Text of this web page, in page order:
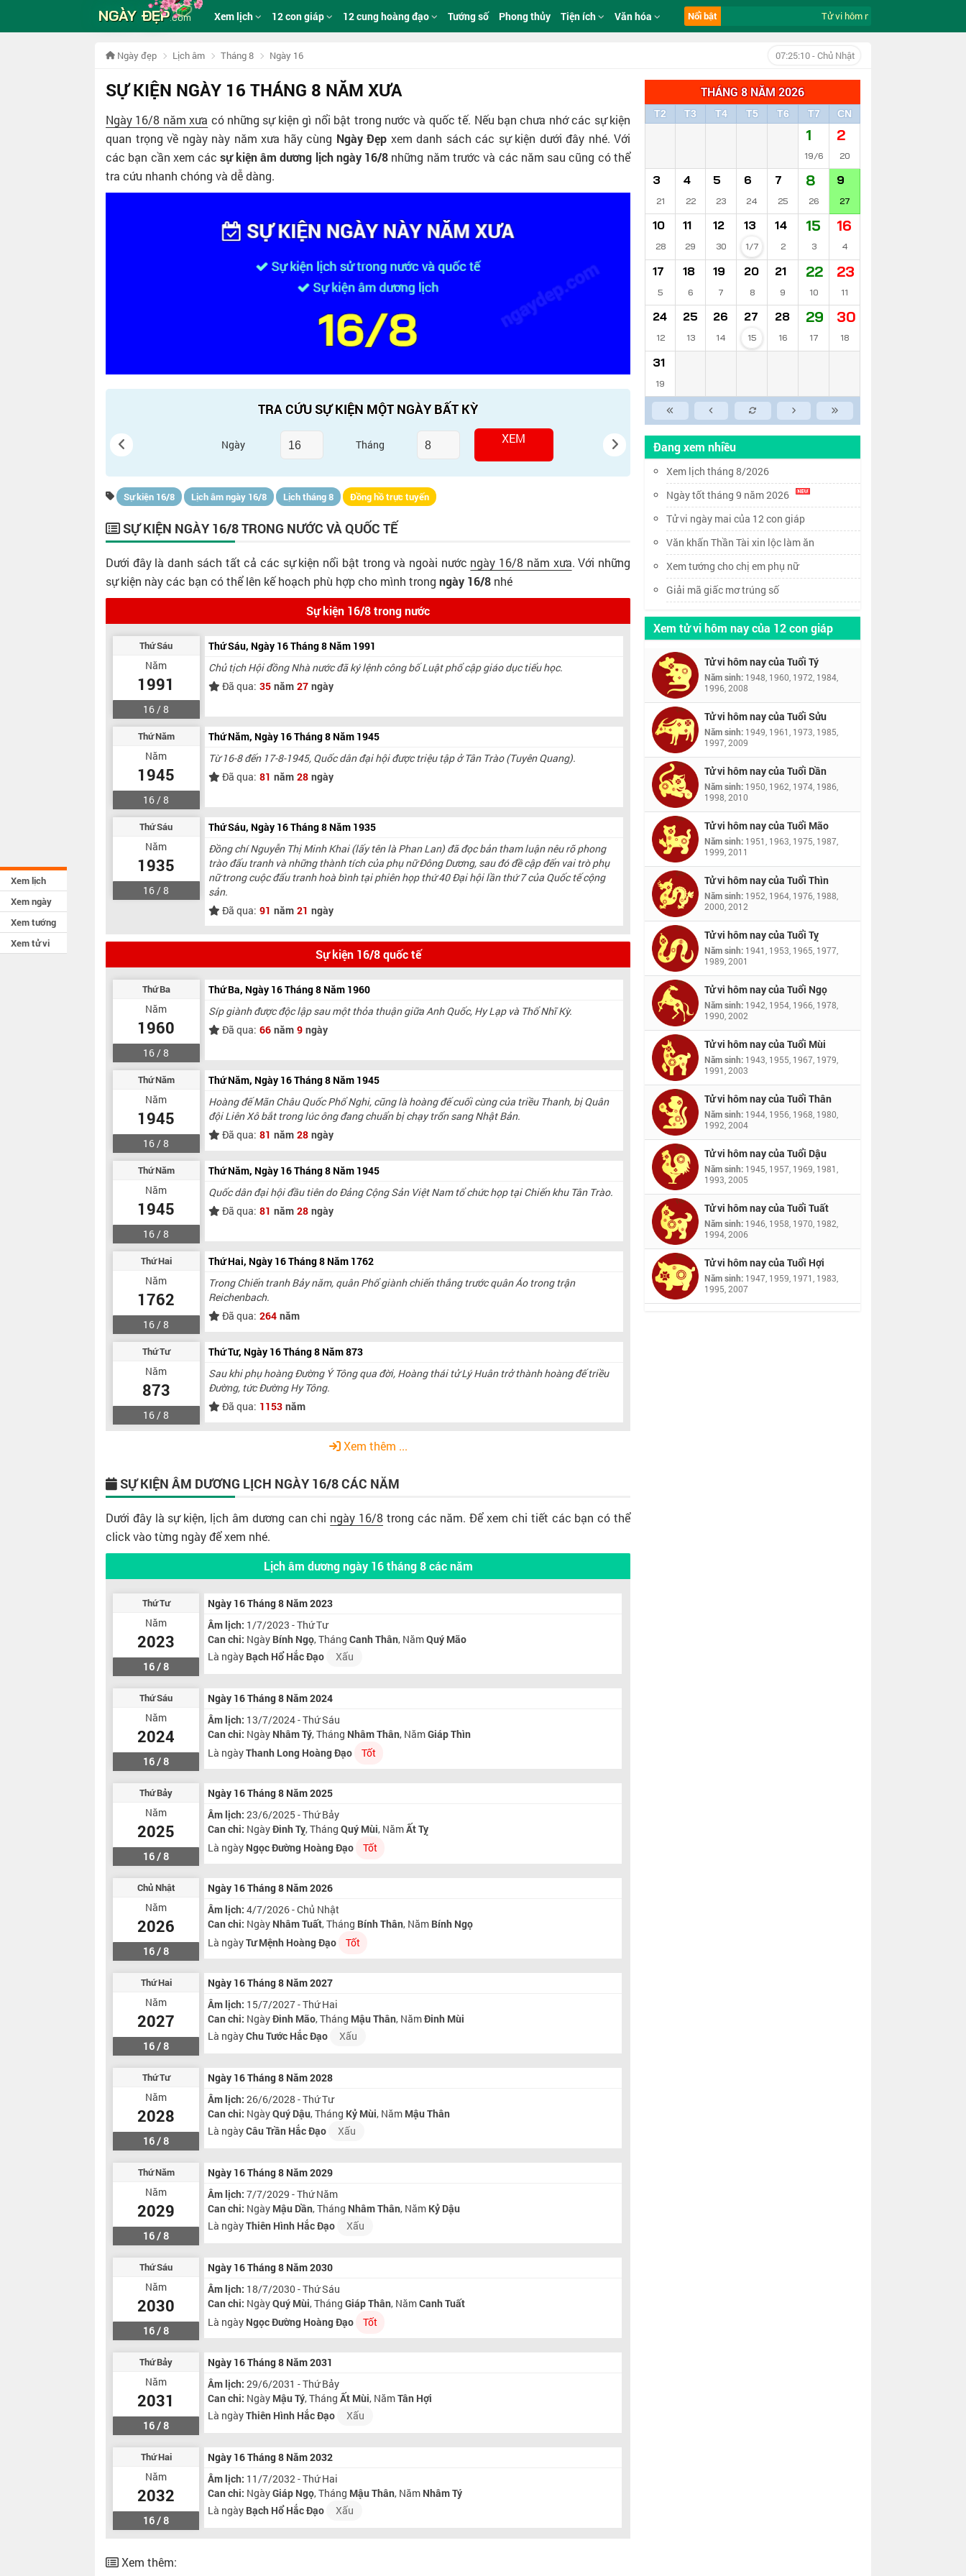
Xem lịch
Xem ngày
Xem tướng
Xem tử vi
NGÀY ĐẸP.com Xem lịch 12 con giáp 12 cung hoàng đạo Tướng số Phong thủy Tiện ích Văn hóa Nổi bật Tử vi hôm nay ngày 9/8/2026 của
Ngày đẹp Lịch âm Tháng 8 Ngày 16 07:25:11- Chủ Nhật
SỰ KIỆN NGÀY 16 THÁNG 8 NĂM XƯA
Ngày 16/8 năm xưa có những sự kiện gì nổi bật trong nước và quốc tế. Nếu bạn chưa nhớ các sự kiện
quan trọng về ngày này năm xưa hãy cùng Ngày Đẹp xem danh sách các sự kiện dưới đây nhé. Với
các bạn cần xem cácsự kiện âm dương lịch ngày 16/8 những năm trước và các năm sau cũng có thể
tra cứu nhanh chóng và dễ dàng.
TRA CỨU SỰ KIỆN MỘT NGÀY BẤT KỲ
Ngày Tháng XEM
Sự kiện 16/8 Lịch âm ngày 16/8 Lịch tháng 8 Đồng hồ trực tuyến
SỰ KIỆN NGÀY 16/8 TRONG NƯỚC VÀ QUỐC TẾ
Dưới đây là danh sách tất cả các sự kiện nổi bật trong và ngoài nước ngày 16/8 năm xưa. Với những
sự kiện này các bạn có thể lên kế hoạch phù hợp cho mình trong ngày 16/8 nhé
Sự kiện 16/8 trong nước
Thứ Sáu
Năm
1991
16 / 8
Thứ Sáu, Ngày 16 Tháng 8 Năm 1991
Chủ tịch Hội đồng Nhà nước đã ký lệnh công bố Luật phổ cập giáo dục tiểu học.
Đã qua: 35 năm 27 ngày
Thứ Năm
Năm
1945
16 / 8
Thứ Năm, Ngày 16 Tháng 8 Năm 1945
Từ 16-8 đến 17-8-1945, Quốc dân đại hội được triệu tập ở Tân Trào (Tuyên Quang).
Đã qua: 81 năm 28 ngày
Thứ Sáu
Năm
1935
16 / 8
Thứ Sáu, Ngày 16 Tháng 8 Năm 1935
Đồng chí Nguyễn Thị Minh Khai (lấy tên là Phan Lan) đã đọc bản tham luận nêu rõ phong
trào đấu tranh và những thành tích của phụ nữ Đông Dương, sau đó đề cập đến vai trò phụ
nữ trong cuộc đấu tranh hoà bình tại phiên họp thứ 40 Đại hội lần thứ 7 của Quốc tế cộng
sản.
Đã qua: 91 năm 21 ngày
Sự kiện 16/8 quốc tế
Thứ Ba
Năm
1960
16 / 8
Thứ Ba, Ngày 16 Tháng 8 Năm 1960
Síp giành được độc lập sau một thỏa thuận giữa Anh Quốc, Hy Lạp và Thổ Nhĩ Kỳ.
Đã qua: 66 năm 9 ngày
Thứ Năm
Năm
1945
16 / 8
Thứ Năm, Ngày 16 Tháng 8 Năm 1945
Hoàng đế Mãn Châu Quốc Phổ Nghi, cũng là hoàng đế cuối cùng của triều Thanh, bị Quân
đội Liên Xô bắt trong lúc ông đang chuẩn bị chạy trốn sang Nhật Bản.
Đã qua: 81 năm 28 ngày
Thứ Năm
Năm
1945
16 / 8
Thứ Năm, Ngày 16 Tháng 8 Năm 1945
Quốc dân đại hội đầu tiên do Đảng Cộng Sản Việt Nam tổ chức họp tại Chiến khu Tân Trào.
Đã qua: 81 năm 28 ngày
Thứ Hai
Năm
1762
16 / 8
Thứ Hai, Ngày 16 Tháng 8 Năm 1762
Trong Chiến tranh Bảy năm, quân Phổ giành chiến thắng trước quân Áo trong trận
Reichenbach.
Đã qua: 264 năm
Thứ Tư
Năm
873
16 / 8
Thứ Tư, Ngày 16 Tháng 8 Năm 873
Sau khi phụ hoàng Đường Ý Tông qua đời, Hoàng thái tử Lý Huân trở thành hoàng đế triều
Đường, tức Đường Hy Tông.
Đã qua: 1153 năm
Xem thêm ...
SỰ KIỆN ÂM DƯƠNG LỊCH NGÀY 16/8CÁC NĂM
Dưới đây là sự kiện, lịch âm dương can chi ngày 16/8 trong các năm. Để xem chi tiết các bạn có thể
click vào từng ngày để xem nhé.
Lịch âm dương ngày 16 tháng 8 các năm
Thứ Tư
Năm
2023
16 / 8
Ngày 16 Tháng 8 Năm 2023
Âm lịch: 1/7/2023 - Thứ Tư
Can chi: Ngày Bính Ngọ, ThángCanh Thân, NămQuý Mão
Là ngày Bạch Hổ Hắc Đạo Xấu
Thứ Sáu
Năm
2024
16 / 8
Ngày 16 Tháng 8 Năm 2024
Âm lịch: 13/7/2024 - Thứ Sáu
Can chi: Ngày Nhâm Tý, Tháng Nhâm Thân, NămGiáp Thìn
Là ngàyThanh Long Hoàng Đạo Tốt
Thứ Bảy
Năm
2025
16 / 8
Ngày 16 Tháng 8 Năm 2025
Âm lịch: 23/6/2025 - Thứ Bảy
Can chi: NgàyĐinh Tỵ, ThángQuý Mùi, NămẤt Tỵ
Là ngày Ngọc Đường Hoàng Đạo Tốt
Chủ Nhật
Năm
2026
16 / 8
Ngày 16 Tháng 8 Năm 2026
Âm lịch: 4/7/2026 - Chủ Nhật
Can chi: Ngày Nhâm Tuất, Tháng Bính Thân, Năm Bính Ngọ
Là ngàyTư Mệnh Hoàng Đạo Tốt
Thứ Hai
Năm
2027
16 / 8
Ngày 16 Tháng 8 Năm 2027
Âm lịch: 15/7/2027 - Thứ Hai
Can chi: NgàyĐinh Mão, Tháng Mậu Thân, NămĐinh Mùi
Là ngàyChu Tước Hắc Đạo Xấu
Thứ Tư
Năm
2028
16 / 8
Ngày 16 Tháng 8 Năm 2028
Âm lịch: 26/6/2028 - Thứ Tư
Can chi: NgàyQuý Dậu, Tháng Kỷ Mùi, Năm Mậu Thân
Là ngàyCâu Trần Hắc Đạo Xấu
Thứ Năm
Năm
2029
16 / 8
Ngày 16 Tháng 8 Năm 2029
Âm lịch: 7/7/2029 - Thứ Năm
Can chi: Ngày Mậu Dần, Tháng Nhâm Thân, Năm Kỷ Dậu
Là ngàyThiên Hình Hắc Đạo Xấu
Thứ Sáu
Năm
2030
16 / 8
Ngày 16 Tháng 8 Năm 2030
Âm lịch: 18/7/2030 - Thứ Sáu
Can chi: NgàyQuý Mùi, ThángGiáp Thân, NămCanh Tuất
Là ngày Ngọc Đường Hoàng Đạo Tốt
Thứ Bảy
Năm
2031
16 / 8
Ngày 16 Tháng 8 Năm 2031
Âm lịch: 29/6/2031 - Thứ Bảy
Can chi: Ngày Mậu Tý, ThángẤt Mùi, NămTân Hợi
Là ngàyThiên Hình Hắc Đạo Xấu
Thứ Hai
Năm
2032
16 / 8
Ngày 16 Tháng 8 Năm 2032
Âm lịch: 11/7/2032 - Thứ Hai
Can chi: NgàyGiáp Ngọ, Tháng Mậu Thân, Năm Nhâm Tý
Là ngày Bạch Hổ Hắc Đạo Xấu
Xem thêm:
THÁNG 8 NĂM 2026
T2 T3 T4 T5 T6 T7 CN
1
19/6
2
20
3
21
4
22
5
23
6
24
7
25
8
26
9
27
10
28
11
29
12
30
13
1/7
14
2
15
3
16
4
17
5
18
6
19
7
20
8
21
9
22
10
23
11
24
12
25
13
26
14
27
15
28
16
29
17
30
18
31
19
Đang xem nhiều
Xem lịch tháng 8/2026
Ngày tốt tháng 9 năm 2026
Tử vi ngày mai của 12 con giáp
Văn khấn Thần Tài xin lộc làm ăn
Xem tướng cho chị em phụ nữ
Giải mã giấc mơ trúng số
Xem tử vi hôm nay của 12 con giáp
Tử vi hôm nay của Tuổi Tý
Năm sinh: 1948, 1960, 1972, 1984,
1996, 2008
Tử vi hôm nay của Tuổi Sửu
Năm sinh: 1949, 1961, 1973, 1985,
1997, 2009
Tử vi hôm nay của Tuổi Dần
Năm sinh: 1950, 1962, 1974, 1986,
1998, 2010
Tử vi hôm nay của Tuổi Mão
Năm sinh: 1951, 1963, 1975, 1987,
1999, 2011
Tử vi hôm nay của Tuổi Thìn
Năm sinh: 1952, 1964, 1976, 1988,
2000, 2012
Tử vi hôm nay của Tuổi Tỵ
Năm sinh: 1941, 1953, 1965, 1977,
1989, 2001
Tử vi hôm nay của Tuổi Ngọ
Năm sinh: 1942, 1954, 1966, 1978,
1990, 2002
Tử vi hôm nay của Tuổi Mùi
Năm sinh: 1943, 1955, 1967, 1979,
1991, 2003
Tử vi hôm nay của Tuổi Thân
Năm sinh: 1944, 1956, 1968, 1980,
1992, 2004
Tử vi hôm nay của Tuổi Dậu
Năm sinh: 1945, 1957, 1969, 1981,
1993, 2005
Tử vi hôm nay của Tuổi Tuất
Năm sinh: 1946, 1958, 1970, 1982,
1994, 2006
Tử vi hôm nay của Tuổi Hợi
Năm sinh: 1947, 1959, 1971, 1983,
1995, 2007